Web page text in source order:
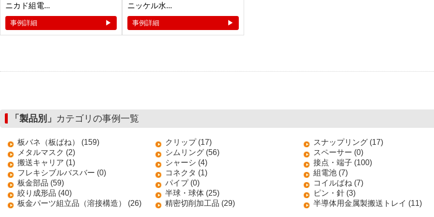
ニカド組電...
事例詳細
ニッケル水...
事例詳細
「製品別」 カテゴリの事例一覧
板バネ（板ばね） (159) クリップ (17)
スナップリング (17)
メタルマスク (2)
シムリング (56)
スペーサー (0)
搬送キャリア (1)
シャーシ (4)
接点・端子 (100)
フレキシブルバスバー (0)
コネクタ (1)
組電池 (7)
板金部品 (59)
パイプ (0)
コイルばね (7)
絞り成形品 (40)
半球・球体 (25)
ピン・針 (3)
板金パーツ組立品（溶接構造） (26)
精密切削加工品 (29) 半導体用金属製搬送トレイ (11)